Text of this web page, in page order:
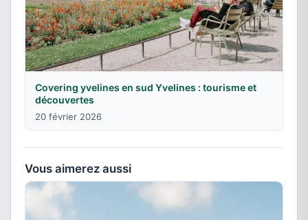
Covering yvelines en sud Yvelines : tourisme et
découvertes
20 février 2026
Vous aimerez aussi